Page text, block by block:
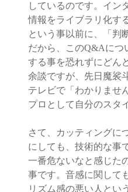
しているのです。イン
情報をライブラリ化す
という事以前に、「判
だから、このQ&Aにつ
する事を恐れずにどん
余談ですが、先日魔裟
テレビで「わかりませ
プロとして自分のスタ
さて、カッティング
にしても、技術的な事
一番危ないなと感じた
事です。音感に関して
リズム感の悪い人とい